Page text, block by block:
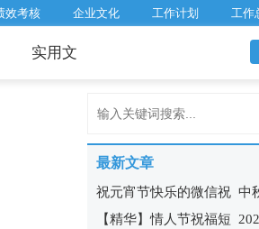
效考核 企业文化 工作计划 工作
实用文
最新文章
祝元宵节快乐的微信祝
福语摘录30条
中
合
【精华】情人节祝福短